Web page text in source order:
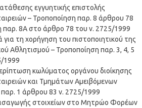
εγγυητικής επιστολής
– Τροποποίηση παρ. 8 άρθρου 78
παρ. 8Α στο άρθρο 78 του ν. 2725/1999
για τη χορήγηση του πιστοποιητικού της
Αθλητισμού – Τροποποίηση παρ. 3, 4, 5
1999
κωλύματος οργάνου διοίκησης
και Τμημάτων Αμειβόμενων
1 άρθρου 83 ν. 2725/1999
στοιχείων στο Μητρώο Φορέων